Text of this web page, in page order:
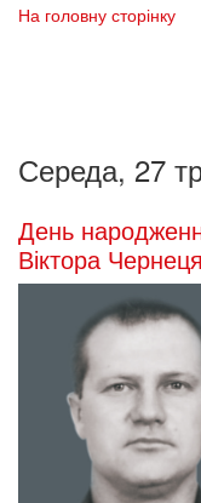
На головну сторінку
Середа, 27
День
Віктора Чернеця